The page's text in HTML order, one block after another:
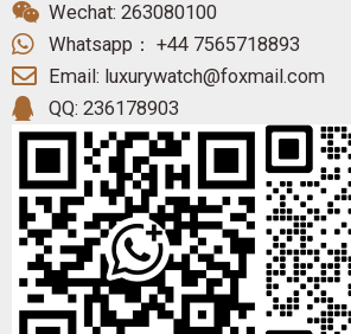
Wechat: 263080100
Whatsapp： +44 7565718893
Email: luxurywatch@foxmail.com
QQ: 236178903